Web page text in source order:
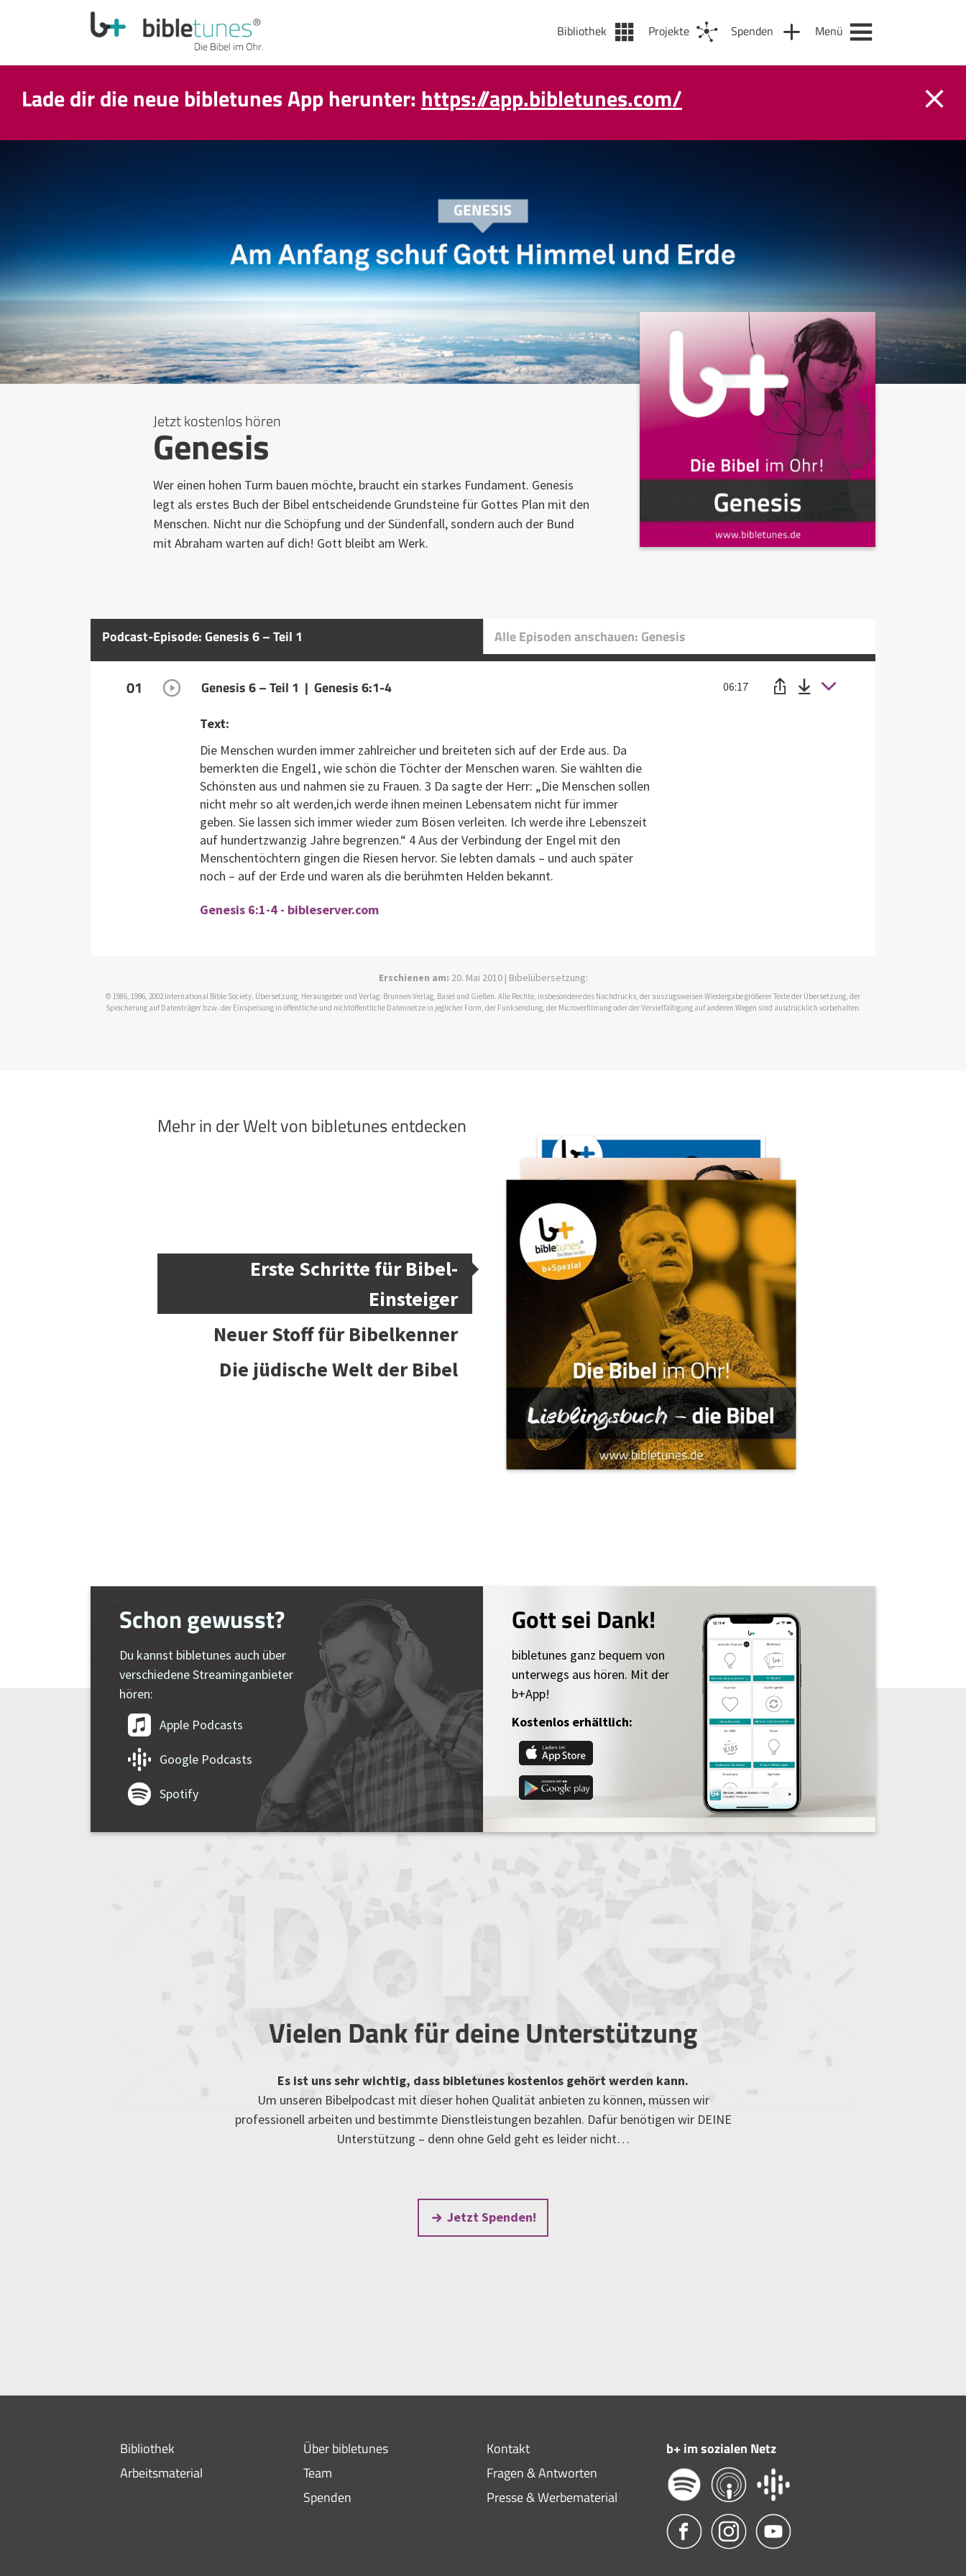
Bibliothek Projekte Spenden Menü
Lade dir die neue bibletunes App herunter: https://app.bibletunes.com/
Jetzt kostenlos hören
Genesis
Wer einen hohen Turm bauen möchte, braucht ein starkes Fundament. Genesis
legt als erstes Buch der Bibel entscheidende Grundsteine für Gottes Plan mit den
Menschen. Nicht nur die Schöpfung und der Sündenfall, sondern auch der Bund
mit Abraham warten auf dich! Gott bleibt am Werk.
Podcast-Episode: Genesis 6 – Teil 1 Alle Episoden anschauen: Genesis
01 Genesis 6 – Teil 1 | Genesis 6:1-4 06:17
Text:
Die Menschen wurden immer zahlreicher und breiteten sich auf der Erde aus. Da
bemerkten die Engel1, wie schön die Töchter der Menschen waren. Sie wählten die
Schönsten aus und nahmen sie zu Frauen. 3 Da sagte der Herr: „Die Menschen sollen
nicht mehr so alt werden,ich werde ihnen meinen Lebensatem nicht für immer
geben. Sie lassen sich immer wieder zum Bösen verleiten. Ich werde ihre Lebenszeit
auf hundertzwanzig Jahre begrenzen.“ 4 Aus der Verbindung der Engel mit den
Menschentöchtern gingen die Riesen hervor. Sie lebten damals – und auch später
noch – auf der Erde und waren als die berühmten Helden bekannt.
Genesis 6:1-4 - bibleserver.com
Erschienen am: 20. Mai 2010 | Bibelübersetzung:
© 1986, 1996, 2002 International Bible Society. Übersetzung, Herausgeber und Verlag: Brunnen Verlag, Basel und Gießen. Alle Rechte, insbesondere des Nachdrucks, der auszugsweisen Wiedergabe größerer Texte der Übersetzung, der
Speicherung auf Datenträger bzw. der Einspeisung in öffentliche und nichtöffentliche Datennetze in jeglicher Form, der Funksendung, der Microverfilmung oder der Vervielfältigung auf anderen Wegen sind ausdrücklich vorbehalten.
Mehr in der Welt von bibletunes entdecken
Erste Schritte für Bibel-
Einsteiger
Neuer Stoff für Bibelkenner
Die jüdische Welt der Bibel
Schon gewusst?
Du kannst bibletunes auch über
verschiedene Streaminganbieter
hören:
Apple Podcasts
Google Podcasts
Spotify
Gott sei Dank!
bibletunes ganz bequem von
unterwegs aus hören. Mit der
b+App!
Kostenlos erhältlich:
Vielen Dank für deine Unterstützung
Es ist uns sehr wichtig, dass bibletunes kostenlos gehört werden kann.
Um unseren Bibelpodcast mit dieser hohen Qualität anbieten zu können, müssen wir
professionell arbeiten und bestimmte Dienstleistungen bezahlen. Dafür benötigen wir DEINE
Unterstützung – denn ohne Geld geht es leider nicht…
Jetzt Spenden!
Bibliothek
Arbeitsmaterial
Über bibletunes
Team
Spenden
Kontakt
Fragen & Antworten
Presse & Werbematerial
b+ im sozialen Netz